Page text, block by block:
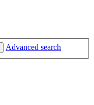
Advanced search